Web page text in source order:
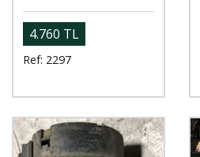
4.760 TL
Ref: 2297